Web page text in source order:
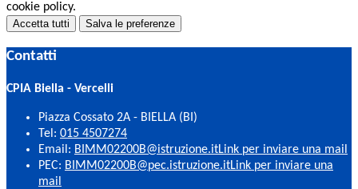
cookie policy.
Accetta tutti Salva le preferenze
Contatti
CPIA Biella - Vercelli
Piazza Cossato 2A - BIELLA (BI)
Tel: 015 4507274
Email: BIMM02200B@istruzione.itLink per inviare una mail
PEC: BIMM02200B@pec.istruzione.itLink per inviare una
mail